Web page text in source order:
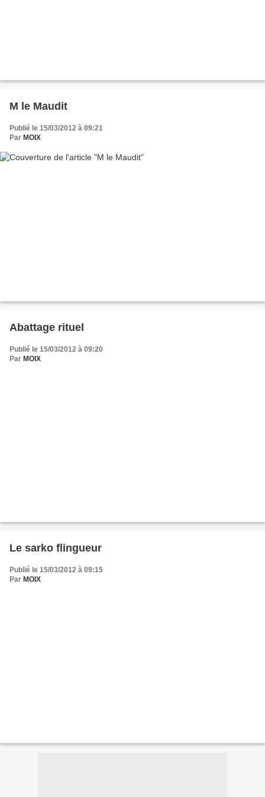
M le Maudit
Publié le 15/03/2012 à 09:21
Par MOIX
Abattage rituel
Publié le 15/03/2012 à 09:20
Par MOIX
Le sarko flingueur
Publié le 15/03/2012 à 09:15
Par MOIX